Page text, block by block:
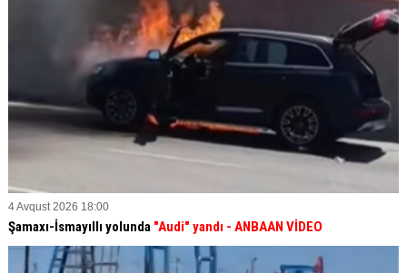
4 Avqust 2026 18:00
Şamaxı-İsmayıllı yolunda "Audi" yandı - ANBAAN VİDEO